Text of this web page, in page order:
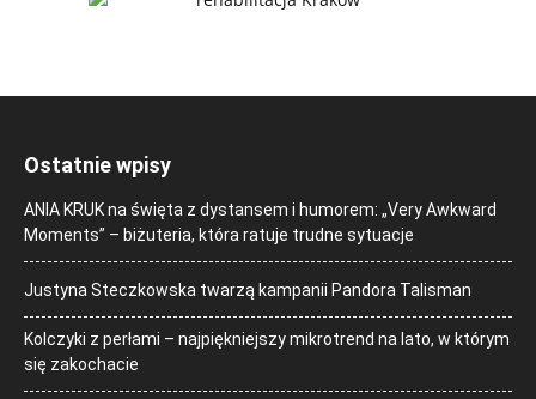
Ostatnie wpisy
ANIA KRUK na święta z dystansem i humorem: „Very Awkward
Moments” – biżuteria, która ratuje trudne sytuacje
Justyna Steczkowska twarzą kampanii Pandora Talisman
Kolczyki z perłami – najpiękniejszy mikrotrend na lato, w którym
się zakochacie